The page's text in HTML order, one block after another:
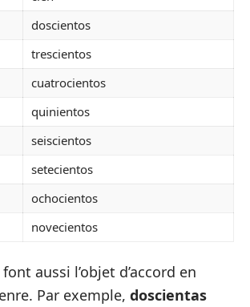
doscientos
trescientos
cuatrocientos
quinientos
seiscientos
setecientos
ochocientos
novecientos
aussi l’objet d’accord en
Par exemple, doscientas